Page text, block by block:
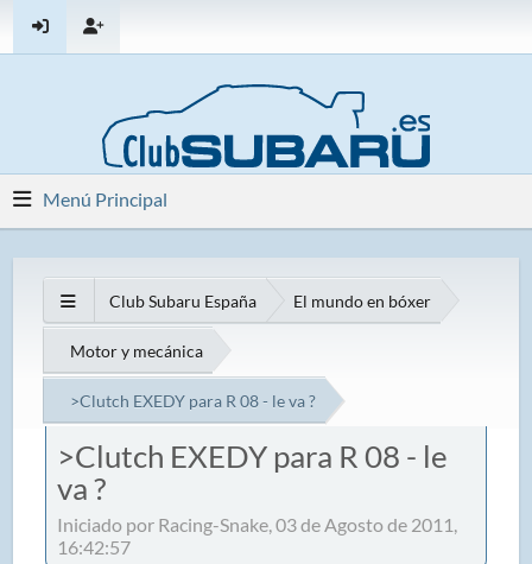
Menú Principal
Club Subaru España El mundo en bóxer
Motor y mecánica
>Clutch EXEDY para R 08 - le va ?
>Clutch EXEDY para R 08 - le
va ?
Iniciado por Racing-Snake, 03 de Agosto de 2011,
16:42:57